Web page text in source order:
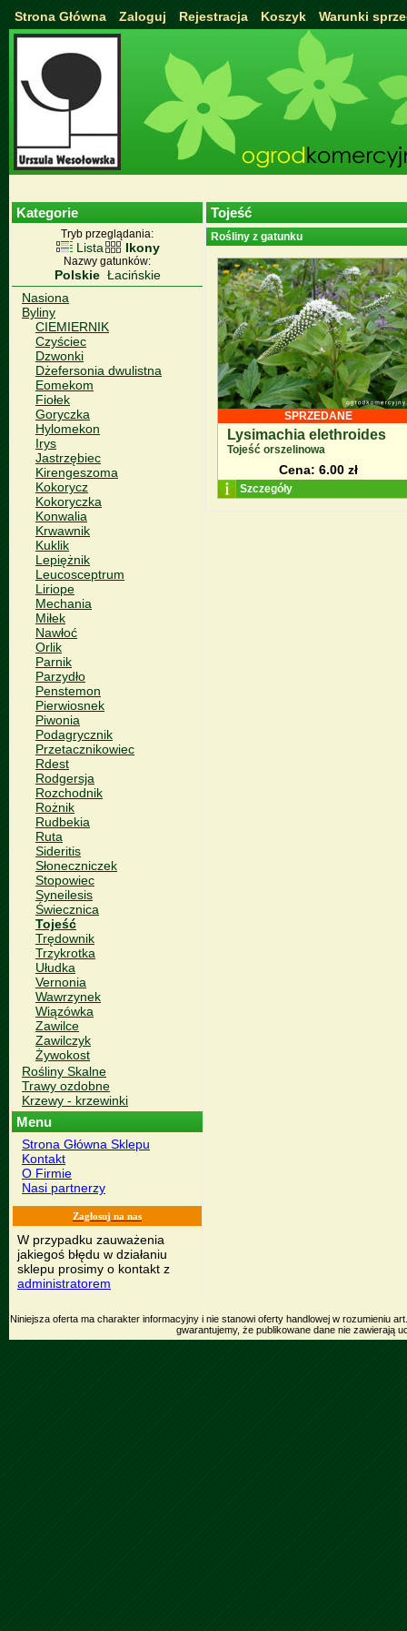
Strona Główna Zaloguj Rejestracja Koszyk Warunki
Kategorie
Tryb przeglądania:
Lista Ikony
Nazwy gatunków:
Polskie Łacińskie
Nasiona
Byliny
CIEMIERNIK
Czyściec
Dzwonki
Dżefersonia dwulistna
Eomekom
Fiołek
Goryczka
Hylomekon
Irys
Jastrzębiec
Kirengeszoma
Kokorycz
Kokoryczka
Konwalia
Krwawnik
Kuklik
Lepiężnik
Leucosceptrum
Liriope
Mechania
Miłek
Nawłoć
Orlik
Parnik
Parzydło
Penstemon
Pierwiosnek
Piwonia
Podagrycznik
Przetacznikowiec
Rdest
Rodgersja
Rozchodnik
Rożnik
Rudbekia
Ruta
Sideritis
Słoneczniczek
Stopowiec
Syneilesis
Świecznica
Tojeść
Trędownik
Trzykrotka
Ułudka
Vernonia
Wawrzynek
Wiązówka
Zawilce
Zawilczyk
Żywokost
Rośliny Skalne
Trawy ozdobne
Krzewy - krzewinki
Menu
Strona Główna Sklepu
Kontakt
O Firmie
Nasi partnerzy
Zagłosuj na nas
W przypadku zauważenia
jakiegoś błędu w działaniu
sklepu prosimy o kontakt z
administratorem
Tojeść
Rośliny z gatunku
SPRZEDANE
Lysimachia elethroides
Tojeść orszelinowa
Cena: 6.00 zł
Szczegóły
Niniejsza oferta ma charakter informacyjny i nie stanowi oferty handlowej w rozumieniu
gwarantujemy, że publikowane dane nie zawierają